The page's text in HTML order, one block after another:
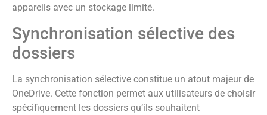
appareils avec un stockage limité.
Synchronisation sélective des
dossiers
La synchronisation sélective constitue un atout majeur de
OneDrive. Cette fonction permet aux utilisateurs de choisir
spécifiquement les dossiers qu’ils souhaitent